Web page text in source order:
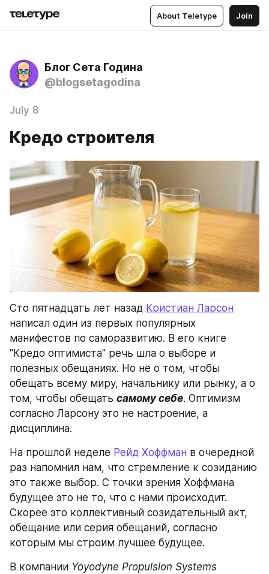
About Teletype Join
Блог Сета Година
@blogsetagodina
July 8
Кредо строителя
Сто пятнадцать лет назад Кристиан Ларсон
написал один из первых популярных
манифестов по саморазвитию. В его книге
"Кредо оптимиста" речь шла о выборе и
полезных обещаниях. Но не о том, чтобы
обещать всему миру, начальнику или рынку, а о
том, чтобы обещать самому себе. Оптимизм
согласно Ларсону это не настроение, а
дисциплина.
На прошлой неделе Рейд Хоффман в очередной
раз напомнил нам, что стремление к созиданию
это также выбор. С точки зрения Хоффмана
будущее это не то, что с нами происходит.
Скорее это коллективный созидательный акт,
обещание или серия обещаний, согласно
которым мы строим лучшее будущее.
В компании Yoyodyne Propulsion Systems